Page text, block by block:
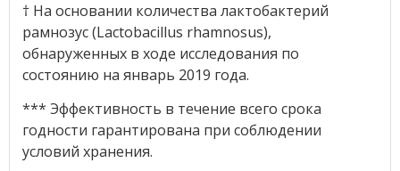
† На основании количества лактобактерий
рамнозус (Lactobacillus rhamnosus),
обнаруженных в ходе исследования по
состоянию на январь 2019 года.
*** Эффективность в течение всего срока
годности гарантирована при соблюдении
условий хранения.